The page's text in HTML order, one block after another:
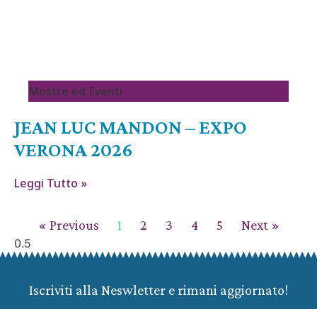
Mostre ed Eventi
JEAN LUC MANDON – EXPO
VERONA 2026
Leggi Tutto »
« Previous 1 2 3 4 5 Next »
Iscriviti alla Neswletter e rimani aggiornato!